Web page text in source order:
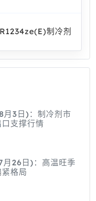
R1234ze(E)制冷剂
3日)：制冷剂市
支撑行情
26日)：高温旺季
格局